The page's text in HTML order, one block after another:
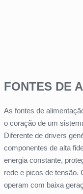
FONTES DE
As fontes de
o coração de um
Diferente de drivers
componentes de alta
energia constante,
rede e picos de tensão.
operam com baixa